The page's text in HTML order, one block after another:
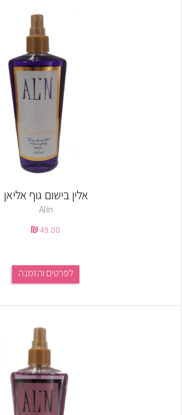
אלין בישום גוף אליאן
Alin
49.00
לפרטים והזמנה